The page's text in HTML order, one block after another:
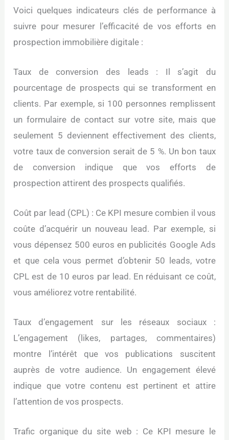
Voici quelques indicateurs clés de performance à
suivre pour mesurer l’efficacité de vos efforts en
prospection immobilière digitale :
Taux de conversion des leads : Il s’agit du
pourcentage de prospects qui se transforment en
clients. Par exemple, si 100 personnes remplissent
un formulaire de contact sur votre site, mais que
seulement 5 deviennent effectivement des clients,
votre taux de conversion serait de 5 %. Un bon taux
de conversion indique que vos efforts de
prospection attirent des prospects qualifiés.
Coût par lead (CPL) : Ce KPI mesure combien il vous
coûte d’acquérir un nouveau lead. Par exemple, si
vous dépensez 500 euros en publicités Google Ads
et que cela vous permet d’obtenir 50 leads, votre
CPL est de 10 euros par lead. En réduisant ce coût,
vous améliorez votre rentabilité.
Taux d’engagement sur les réseaux sociaux :
L’engagement (likes, partages, commentaires)
montre l’intérêt que vos publications suscitent
auprès de votre audience. Un engagement élevé
indique que votre contenu est pertinent et attire
l’attention de vos prospects.
Trafic organique du site web : Ce KPI mesure le